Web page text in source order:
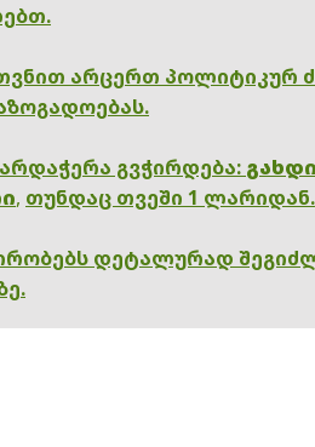
არცერთ პოლიტიკურ
გვჭირდება:
, თუნდაც თვეში 1 ლარიდან.
დეტალურად